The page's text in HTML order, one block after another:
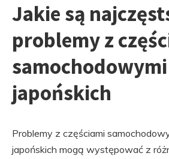
Jakie są
problemy z
japońskich
Problemy z częściami
japońskich mogą występować z